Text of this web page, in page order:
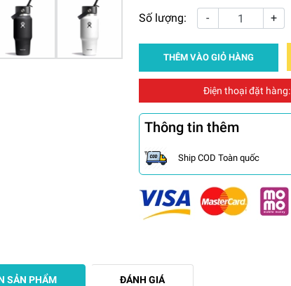
Số lượng: - +
THÊM VÀO GIỎ HÀNG
Điện thoại đặt hàng:
Thông tin thêm
Ship COD Toàn quốc
SẢN PHẨM ĐÁNH GIÁ